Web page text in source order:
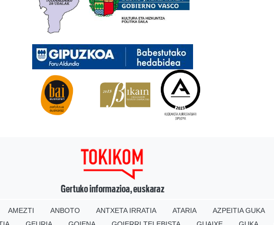
Gertuko informazioa, euskaraz
AMEZTI ANBOTO ANTXETA IRRATIA ATARIA AZPEITIA GUKA